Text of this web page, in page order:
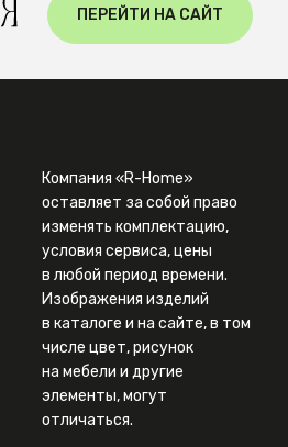
ПЕРЕЙТИ НА САЙТ
Компания «R-Home»
оставляет за собой право
изменять комплектацию,
условия сервиса, цены
в любой период времени.
Изображения изделий
в каталоге и на сайте, в том
числе цвет, рисунок
на мебели и другие
элементы, могут
отличаться.